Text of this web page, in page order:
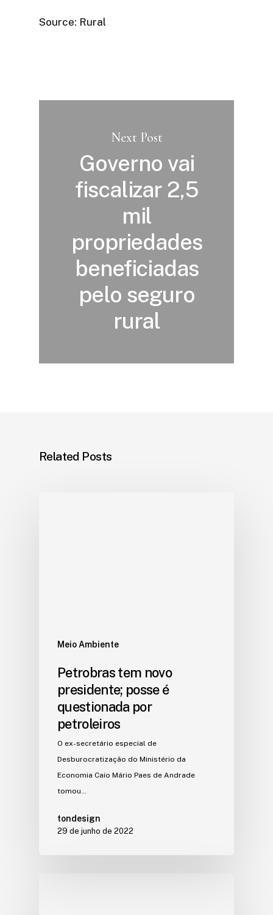
Source: Rural
Next Post
Governo vai
fiscalizar 2,5
mil
propriedades
beneficiadas
pelo seguro
rural
Related Posts
Meio Ambiente
Petrobras tem novo
presidente; posse é
questionada por
petroleiros
O ex-secretário especial de
Desburocratização do Ministério da
Economia Caio Mário Paes de Andrade
tomou…
tondesign
29 de junho de 2022